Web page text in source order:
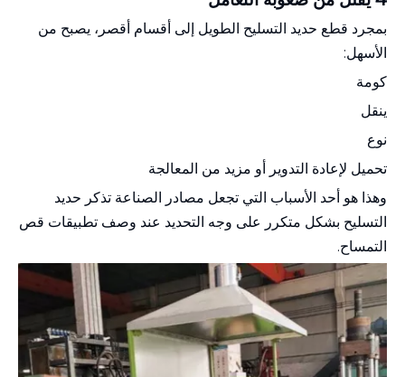
بمجرد قطع حديد التسليح الطويل إلى أقسام أقصر، يصبح من
الأسهل:
كومة
ينقل
نوع
تحميل لإعادة التدوير أو مزيد من المعالجة
وهذا هو أحد الأسباب التي تجعل مصادر الصناعة تذكر حديد
التسليح بشكل متكرر على وجه التحديد عند وصف تطبيقات قص
التمساح.